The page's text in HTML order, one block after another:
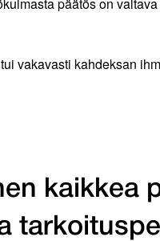
päätös on
vakavasti kahdeksan
kaikkea